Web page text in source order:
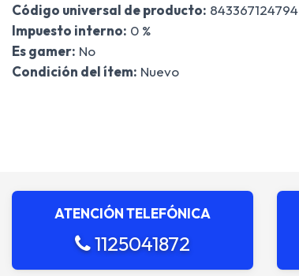
Código universal de producto: 843367124794
Impuesto interno: 0 %
Es gamer: No
Condición del ítem: Nuevo
ATENCIÓN TELEFÓNICA
1125041872